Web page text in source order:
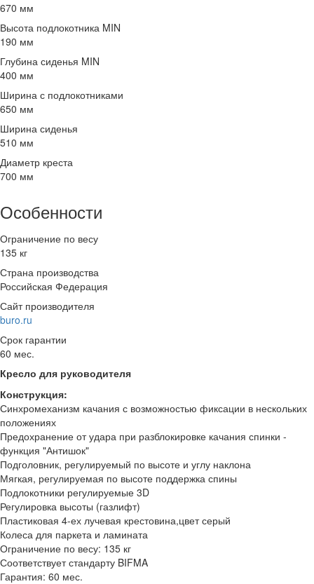
670 мм
Высота подлокотника MIN
190 мм
Глубина сиденья MIN
400 мм
Ширина с подлокотниками
650 мм
Ширина сиденья
510 мм
Диаметр креста
700 мм
Особенности
Ограничение по весу
135 кг
Страна производства
Российская Федерация
Сайт производителя
buro.ru
Срок гарантии
60 мес.
Кресло для руководителя
Конструкция:
Синхромеханизм качания с возможностью фиксации в нескольких
положениях
Предохранение от удара при разблокировке качания спинки -
функция "Антишок"
Подголовник, регулируемый по высоте и углу наклона
Мягкая, регулируемая по высоте поддержка спины
Подлокотники регулируемые 3D
Регулировка высоты (газлифт)
Пластиковая 4-ех лучевая крестовина,цвет серый
Колеса для паркета и ламината
Ограничение по весу: 135 кг
Соответствует стандарту BIFMA
Гарантия: 60 мес.